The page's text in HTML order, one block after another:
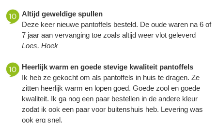
Altijd geweldige spullen
Deze keer nieuwe pantoffels besteld. De oude waren na 6 of
7 jaar aan vervanging toe zoals altijd weer vlot geleverd
Loes, Hoek
Heerlijk warm en goede stevige kwaliteit pantoffels
Ik heb ze gekocht om als pantoffels in huis te dragen. Ze
zitten heerlijk warm en lopen goed. Goede zool en goede
kwaliteit. Ik ga nog een paar bestellen in de andere kleur
zodat ik ook een paar voor buitenshuis heb. Levering was
ook erg snel.